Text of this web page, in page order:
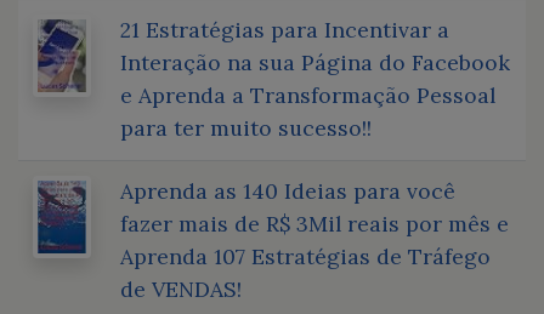
21 Estratégias para Incentivar a
Interação na sua Página do Facebook
e Aprenda a Transformação Pessoal
para ter muito sucesso!!
Aprenda as 140 Ideias para você
fazer mais de R$ 3Mil reais por mês e
Aprenda 107 Estratégias de Tráfego
de VENDAS!